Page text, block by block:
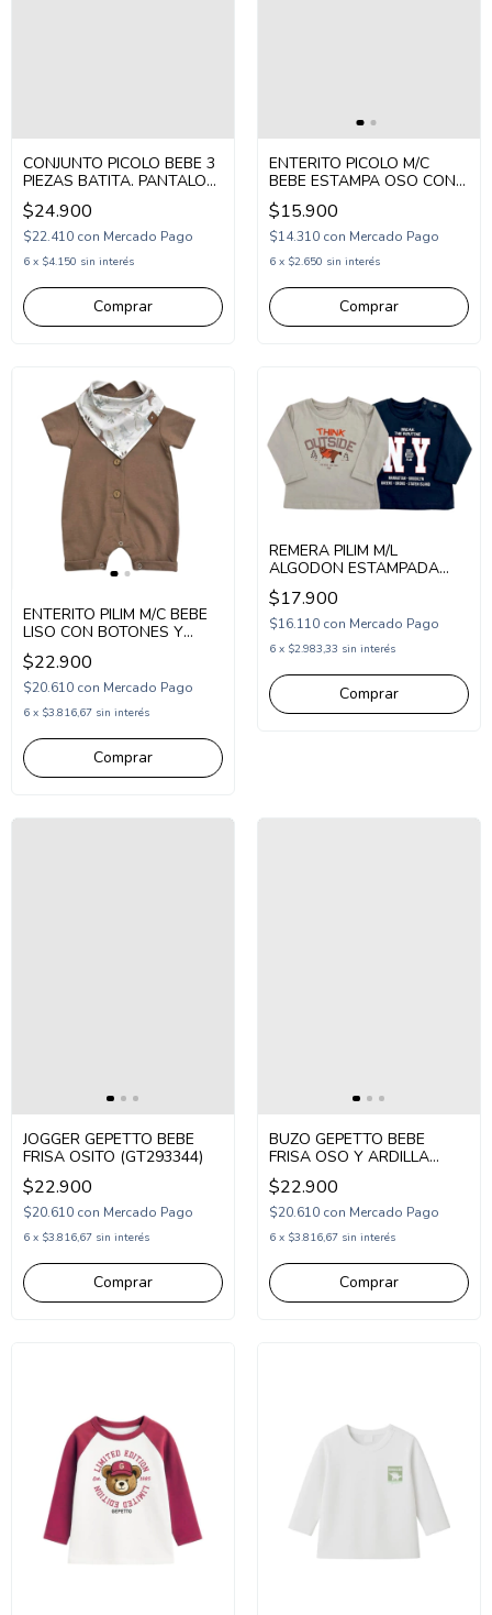
CONJUNTO PICOLO BEBE 3
PIEZAS BATITA. PANTALON
Y GORRO ESTAMPA
ELEFANTES (PC2677009)
$24.900
$22.410 con Mercado Pago
6 x $4.150 sin interés
Comprar
ENTERITO PICOLO M/C
BEBE ESTAMPA OSO CON
GORRA (PC2676464)
$15.900
$14.310 con Mercado Pago
6 x $2.650 sin interés
Comprar
ENTERITO PILIM M/C BEBE
LISO CON BOTONES Y
BANDANA ESTAMPADA
(PI261130)
$22.900
$20.610 con Mercado Pago
6 x $3.816,67 sin interés
Comprar
REMERA PILIM M/L
ALGODON ESTAMPADA
(PI251208)
$17.900
$16.110 con Mercado Pago
6 x $2.983,33 sin interés
Comprar
JOGGER GEPETTO BEBE
FRISA OSITO (GT293344)
$22.900
$20.610 con Mercado Pago
6 x $3.816,67 sin interés
Comprar
BUZO GEPETTO BEBE
FRISA OSO Y ARDILLA
(GT293320)
$22.900
$20.610 con Mercado Pago
6 x $3.816,67 sin interés
Comprar